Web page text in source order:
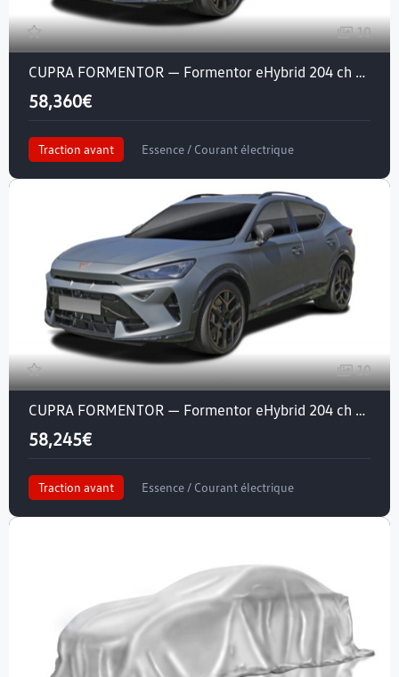
10
CUPRA FORMENTOR — Formentor eHybrid 204 ch DSG6
58,360€
Traction avant
Essence / Courant électrique
10
CUPRA FORMENTOR — Formentor eHybrid 204 ch DSG6
58,245€
Traction avant
Essence / Courant électrique